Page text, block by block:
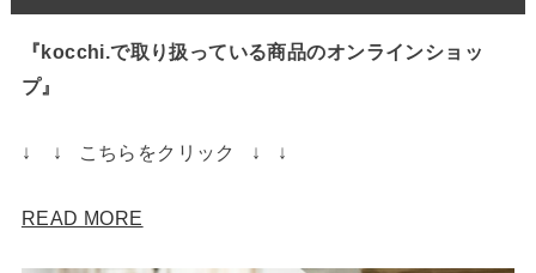
『kocchi.で取り扱っている商品のオンラインショッ
プ』
↓ ↓ こちらをクリック ↓ ↓
READ MORE